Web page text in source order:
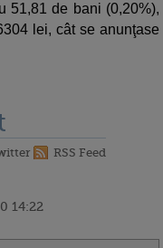
51,81 de bani (0,20%),
lei, cât se anunţase
RSS Feed
14:22